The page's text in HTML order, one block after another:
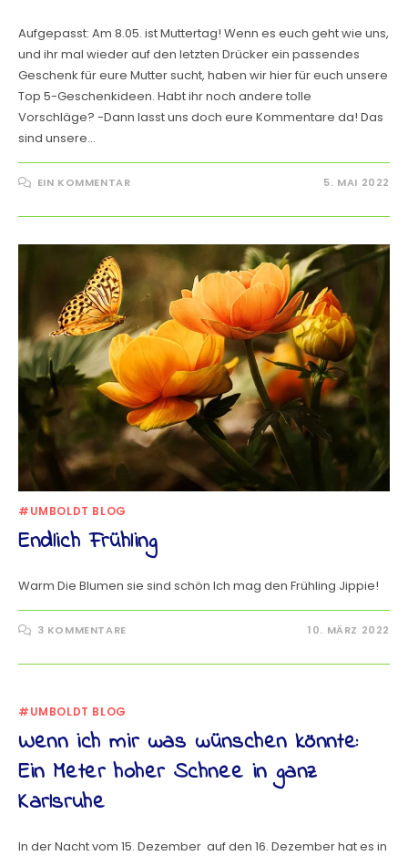
Aufgepasst: Am 8.05. ist Muttertag! Wenn es euch geht wie uns,
und ihr mal wieder auf den letzten Drücker ein passendes
Geschenk für eure Mutter sucht, haben wir hier für euch unsere
Top 5-Geschenkideen. Habt ihr noch andere tolle
Vorschläge? -Dann lasst uns doch eure Kommentare da! Das
sind unsere…
EIN KOMMENTAR 5. MAI 2022
#UMBOLDT BLOG
Endlich Frühling
Warm Die Blumen sie sind schön Ich mag den Frühling Jippie!
3 KOMMENTARE 10. MÄRZ 2022
#UMBOLDT BLOG
Wenn ich mir was wünschen könnte:
Ein Meter hoher Schnee in ganz
Karlsruhe
In der Nacht vom 15. Dezember auf den 16. Dezember hat es in